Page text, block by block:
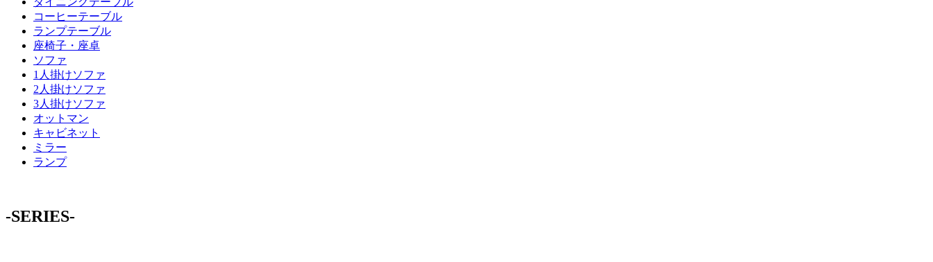
コーヒーテーブル
ランプテーブル
座椅子・座卓
ソファ
1人掛けソファ
2人掛けソファ
3人掛けソファ
オットマン
キャビネット
ミラー
ランプ
-SERIES-